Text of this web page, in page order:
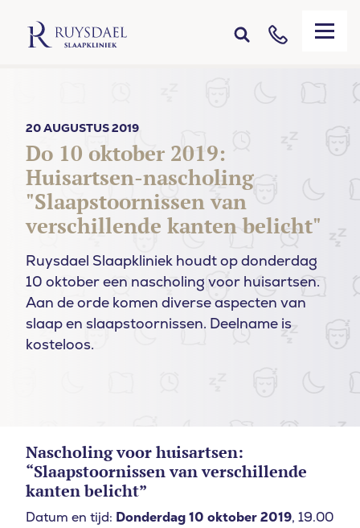
20 AUGUSTUS 2019
Do 10 oktober 2019:
Huisartsen-nascholing
"Slaapstoornissen van
verschillende kanten belicht"
Ruysdael Slaapkliniek houdt op donderdag
10 oktober een nascholing voor huisartsen.
Aan de orde komen diverse aspecten van
slaap en slaapstoornissen. Deelname is
kosteloos.
Nascholing voor huisartsen:
“Slaapstoornissen van verschillende
kanten belicht”
Datum en tijd: Donderdag 10 oktober 2019, 19.00